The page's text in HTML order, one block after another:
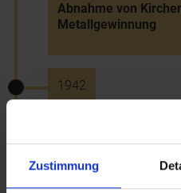
Zustimmung
Abnahme von
Metallgewinnung
1942
Bau des Rax-Werks